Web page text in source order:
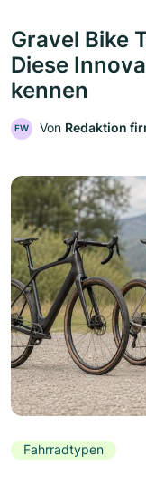
Gravel Bike
Diese
kennen
FW Von Redaktion
Fahrradtypen